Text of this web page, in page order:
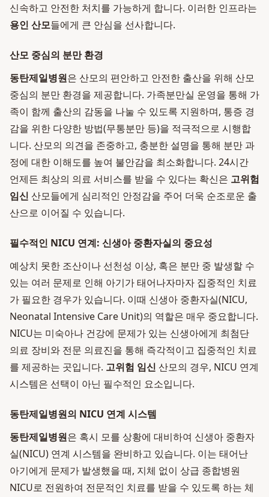
신속하고 안전한 처치를 가능하게 합니다. 이러한 인프라는
용인 산모들에게 큰 안심을 선사합니다.
산모 중심의 분만 환경
동탄제일병원은 산모의 편안하고 안전한 출산을 위해 산모
중심의 분만 환경을 제공합니다. 가족분만실 운영을 통해 가
족이 함께 출산의 감동을 나눌 수 있도록 지원하며, 통증 경
감을 위한 다양한 방법(무통분만 등)을 적극적으로 시행합
니다. 산모의 의견을 존중하고, 충분한 설명을 통해 분만 과
정에 대한 이해도를 높여 불안감을 최소화합니다. 24시간
언제든 최상의 의료 서비스를 받을 수 있다는 확신은 고위험
임신 산모들에게 심리적인 안정감을 주어 더욱 순조로운 출
산으로 이어질 수 있습니다.
필수적인 NICU 연계: 신생아 중환자실의 중요성
예상치 못한 조산이나 선천성 이상, 혹은 분만 중 발생할 수
있는 여러 문제로 인해 아기가 태어나자마자 집중적인 치료
가 필요한 경우가 있습니다. 이때 신생아 중환자실(NICU,
Neonatal Intensive Care Unit)의 역할은 매우 중요합니다.
NICU는 미숙아나 건강에 문제가 있는 신생아에게 최첨단
의료 장비와 전문 의료진을 통해 즉각적이고 집중적인 치료
를 제공하는 곳입니다. 고위험 임신 산모의 경우, NICU 연계
시스템은 선택이 아닌 필수적인 요소입니다.
동탄제일병원의 NICU 연계 시스템
동탄제일병원은 혹시 모를 상황에 대비하여 신생아 중환자
실(NICU) 연계 시스템을 완비하고 있습니다. 이는 태어난
아기에게 문제가 발생했을 때, 지체 없이 상급 종합병원
NICU로 전원하여 전문적인 치료를 받을 수 있도록 하는 체